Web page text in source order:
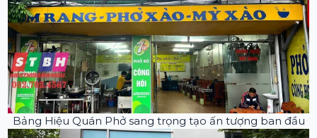
Bảng Hiệu Quán Phở sang trọng tạo ấn tượng ban đầu